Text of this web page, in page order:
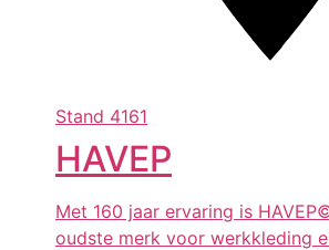
Stand 4161
HAVEP
Met 160 jaar ervaring is
oudste merk voor werkkleding